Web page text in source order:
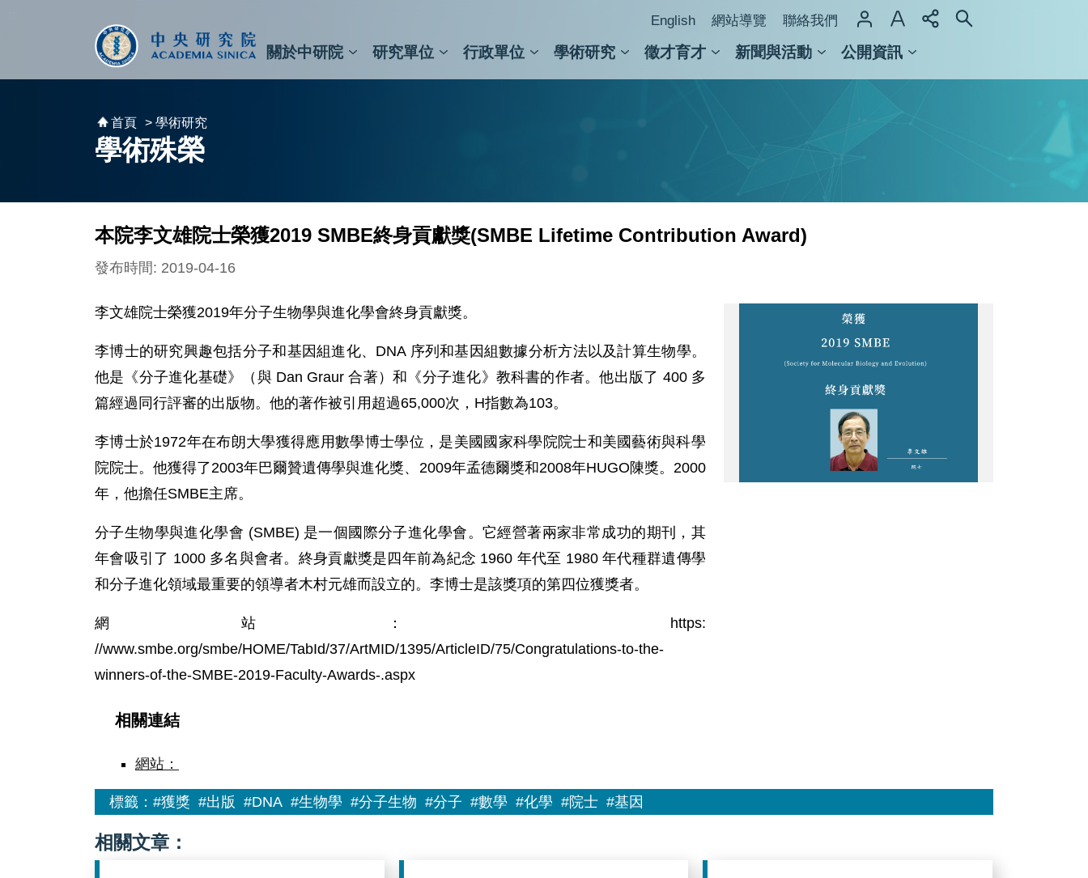
English 網站導覽 聯絡我們
關於中研院 研究單位 行政單位 學術研究 徵才育才 新聞與活動 公開資訊
首頁 > 學術研究
學術殊榮
本院李文雄院士榮獲2019 SMBE終身貢獻獎(SMBE Lifetime Contribution Award)
發布時間: 2019-04-16
李文雄院士榮獲2019年分子生物學與進化學會終身貢獻獎。
李博士的研究興趣包括分子和基因組進化、DNA 序列和基因組數據分析方法以及計算生物學。
他是《分子進化基礎》（與 Dan Graur 合著）和《分子進化》教科書的作者。他出版了 400 多
篇經過同行評審的出版物。他的著作被引用超過65,000次，H指數為103。
李博士於1972年在布朗大學獲得應用數學博士學位，是美國國家科學院院士和美國藝術與科學
院院士。他獲得了2003年巴爾贊遺傳學與進化獎、2009年孟德爾獎和2008年HUGO陳獎。2000
年，他擔任SMBE主席。
分子生物學與進化學會 (SMBE) 是一個國際分子進化學會。它經營著兩家非常成功的期刊，其
年會吸引了 1000 多名與會者。終身貢獻獎是四年前為紀念 1960 年代至 1980 年代種群遺傳學
和分子進化領域最重要的領導者木村元雄而設立的。李博士是該獎項的第四位獲獎者。
網站： https:
//www.smbe.org/smbe/HOME/TabId/37/ArtMID/1395/ArticleID/75/Congratulations-to-the-
winners-of-the-SMBE-2019-Faculty-Awards-.aspx
相關連結
網站：
標籤：#獲獎 #出版 #DNA #生物學 #分子生物 #分子 #數學 #化學 #院士 #基因
相關文章：